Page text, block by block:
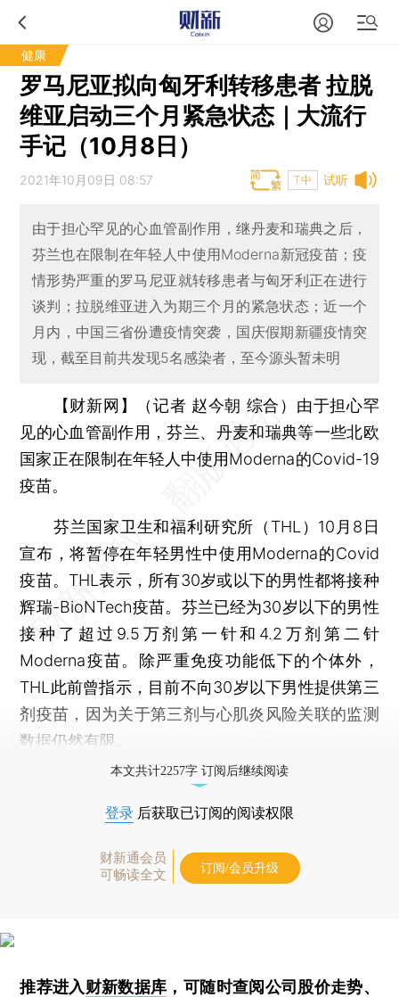
健康
罗马尼亚拟向匈牙利转移患者 拉脱
维亚启动三个月紧急状态｜大流行
手记（10月8日）
试听
2021年10月09日 08:57 T中
由于担心罕见的心血管副作用，继丹麦和瑞典之后，
芬兰也在限制在年轻人中使用Moderna新冠疫苗；疫
情形势严重的罗马尼亚就转移患者与匈牙利正在进行
谈判；拉脱维亚进入为期三个月的紧急状态；近一个
月内，中国三省份遭疫情突袭，国庆假期新疆疫情突
现，截至目前共发现5名感染者，至今源头暂未明
【财新网】（记者 赵今朝 综合） 由于担心罕
见的心血管副作用，芬兰、丹麦和瑞典等一些北欧
国家正在限制在年轻人中使用Moderna的Covid-19
疫苗。
芬兰国家卫生和福利研究所（THL）10月8日
宣布，将暂停在年轻男性中使用Moderna的Covid
疫苗。THL表示，所有30岁或以下的男性都将接种
辉瑞-BioNTech疫苗。芬兰已经为30岁以下的男性
接种了超过9.5万剂第一针和4.2万剂第二针
Moderna疫苗。除严重免疫功能低下的个体外，
THL此前曾指示，目前不向30岁以下男性提供第三
剂疫苗，因为关于第三剂与心肌炎风险关联的监测
数据仍然有限。
本文共计2257字 订阅后继续阅读
登录 后获取已订阅的阅读权限
财新通会员
可畅读全文
订阅/会员升级
推荐进入财新数据库 ，可随时查阅公司股价走势、